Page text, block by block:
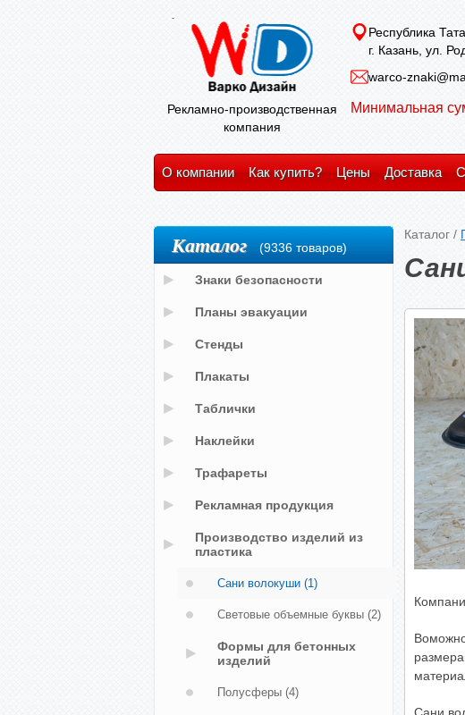
Рекламно-производственная
компания
Республика
г. Казань, ул.
warco-
Минимальная
О компании Как купить? Цены Доставка
Каталог /
Каталог (9336 товаров)
Знаки безопасности
Планы эвакуации
Стенды
Плакаты
Таблички
Наклейки
Трафареты
Рекламная продукция
Производство изделий из
пластика
Сани волокуши (1)
Световые объемные буквы (2)
Формы для бетонных
изделий
Полусферы (4)